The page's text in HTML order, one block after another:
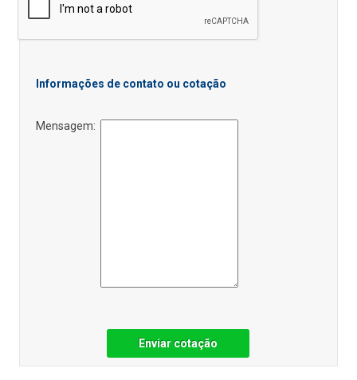
Informações de contato ou cotação
Mensagem:
Enviar cotação